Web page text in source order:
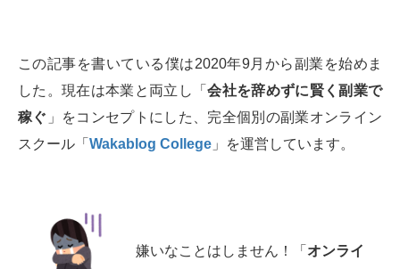
この記事を書いている僕は2020年9月から副業を始めま
した。現在は本業と両立し「会社を辞めずに賢く副業で
稼ぐ 」をコンセプトにした、完全個別の副業オンライン
スクール「 Wakablog College 」を運営しています。
嫌いなことはしません！「 オンライ